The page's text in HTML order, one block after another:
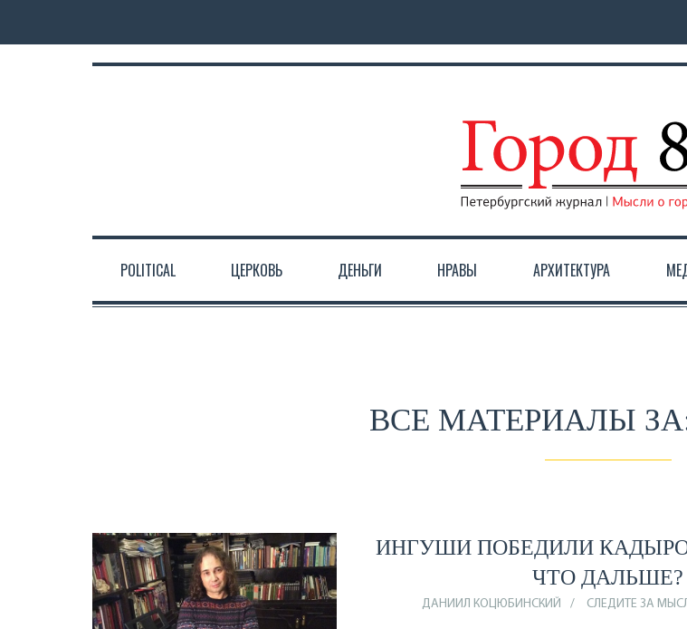
POLITICAL ЦЕРКОВЬ ДЕНЬГИ НРАВЫ АРХИТЕКТУРА
ВСЕ МАТЕРИАЛЫ ЗА:
ИНГУШИ ПОБЕДИЛИ
ЧТО ДАЛЬШЕ?
ДАНИИЛ КОЦЮБИНСКИЙ СЛЕДИТЕ ЗА